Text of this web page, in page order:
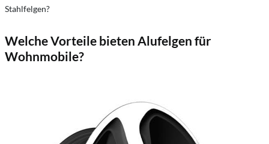
Stahlfelgen?
Welche Vorteile bieten Alufelgen für
Wohnmobile?